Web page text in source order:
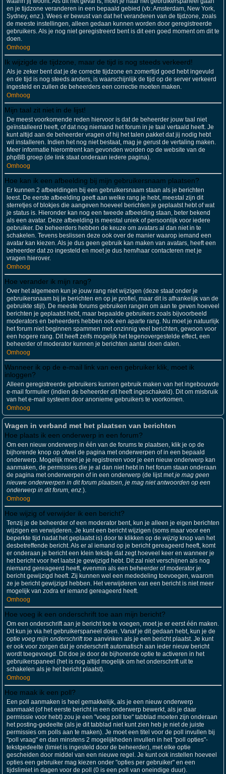
en je tijdzone veranderen in een bepaald gebied (vb: Amsterdam, New York,
Sydney, enz.). Wees er bewust van dat het veranderen van de tijdzone, zoals
de meeste instellingen, alleen gedaan kunnen worden door geregistreerde
gebruikers. Als je nog niet geregistreerd bent is dit een goed moment om dit te
doen.
Omhoog
Ik wijzigde de tijdzone, maar de tijd is nog steeds verkeerd!
Als je zeker bent dat je de correcte tijdzone en zomertijd goed hebt ingevuld
en de tijd is nog steeds anders, is waarschijnlijk de tijd op de server verkeerd
ingesteld en zullen de beheerders een correctie moeten maken.
Omhoog
Mijn taal zit niet in de lijst!
De meest voorkomende reden hiervoor is dat de beheerder jouw taal niet
geïnstalleerd heeft, of dat nog niemand het forum in je taal vertaald heeft. Je
kunt altijd aan de beheerder vragen of hij het talen pakket dat jij nodig hebt
wil installeren. Indien het nog niet bestaat, mag je gerust de vertaling maken.
Meer informatie hieromtrent kan gevonden worden op de website van de
phpBB groep (de link staat onderaan iedere pagina).
Omhoog
Hoe kan ik een afbeelding bij mijn gebruikersnaam plaatsen?
Er kunnen 2 afbeeldingen bij een gebruikersnaam staan als je berichten
leest. De eerste afbeelding geeft aan welke rang je hebt, meestal zijn dit
sterretjes of blokjes die aangeven hoeveel berichten je geplaatst hebt of wat
je status is. Hieronder kan nog een tweede afbeelding staan, beter bekend
als een avatar. Deze afbeelding is meestal uniek of persoonlijk voor iedere
gebruiker. De beheerders hebben de keuze om avatars al dan niet in te
schakelen. Tevens beslissen deze ook over de manier waarop iemand een
avatar kan kiezen. Als je dus geen gebruik kan maken van avatars, heeft een
beheerder dat zo ingesteld en moet je dus hem/haar contacteren met je
vragen hierover.
Omhoog
Hoe verander ik mijn rang?
Over het algemeen kun je jouw rang niet wijzigen (deze staat onder je
gebruikersnaam bij je berichten en op je profiel, maar dit is afhankelijk van de
gebruikte stijl). De meeste forums gebruiken rangen om aan te geven hoeveel
berichten je geplaatst hebt, maar bepaalde gebruikers zoals bijvoorbeeld
moderators en beheerders hebben ook een aparte rang. Nu moet je natuurlijk
het forum niet beginnen spammen met onzinnig veel berichten, gewoon voor
een hogere rang. Dit heeft zelfs mogelijk het tegenovergestelde effect, een
beheerder of moderator kunnen je berichten aantal doen dalen.
Omhoog
Wanneer ik op de e-mail link van een gebruiker klik, moet ik
inloggen?
Alleen geregistreerde gebruikers kunnen gebruik maken van het ingebouwde
e-mail formulier (indien de beheerder dit heeft ingeschakeld). Dit om misbruik
van het e-mail systeem door anonieme gebruikers te voorkomen.
Omhoog
Vragen in verband met het plaatsen van berichten
Hoe plaats ik een onderwerp in een forum?
Om een nieuw onderwerp in één van de forums te plaatsen, klik je op de
bijhorende knop op ofwel de pagina met onderwerpen of in een bepaald
onderwerp. Mogelijk moet je je registreren voor je een nieuw onderwerp kan
aanmaken, de permissies die je al dan niet hebt in het forum staan onderaan
de pagina met onderwerpen of in een onderwerp (de lijst metje mag geen
nieuwe onderwerpen in dit forum plaatsen, je mag niet antwoorden op een
onderwerp in dit forum, enz.).
Omhoog
Hoe wijzig of verwijder ik een bericht?
Tenzij je de beheerder of een moderator bent, kun je alleen je eigen berichten
wijzigen en verwijderen. Je kunt een bericht wijzigen (soms maar voor een
beperkte tijd nadat het geplaatst is) door te klikken op de wijzig knop van het
desbetreffende bericht. Als er al iemand op je bericht gereageerd heeft, komt
er onderaan je bericht een klein tekstje dat zegt hoeveel keer en wanneer je
het bericht voor het laatst je gewijzigd hebt. Dit zal niet verschijnen als nog
niemand gereageerd heeft, evenmin als een beheerder of moderator je
bericht gewijzigd heeft. Zij kunnen wel een mededeling toevoegen, waarom
ze je bericht gewijzigd hebben. Het verwijderen van een bericht is niet meer
mogelijk van zodra er iemand gereageerd heeft.
Omhoog
Hoe voeg ik een onderschrift toe aan mijn bericht?
Om een onderschrift aan je bericht toe te voegen, moet je er eerst één maken.
Dit kun je via het gebruikerspaneel doen. Vanaf je dit gedaan hebt, kun je de
optie voeg mijn onderschrift toe aanvinken als je een bericht plaatst. Je kunt
er ook voor zorgen dat je onderschrift automatisch aan ieder nieuw bericht
wordt toegevoegd. Dit doe je door de bijhorende optie te activeren in het
gebruikerspaneel (het is nog altijd mogelijk om het onderschrift uit te
schakelen als je het bericht plaatst).
Omhoog
Hoe maak ik een poll?
Een poll aanmaken is heel gemakkelijk, als je een nieuw onderwerp
aanmaakt (of het eerste bericht in een onderwerp bewerkt, als je daar
permissie voor hebt) zou je een "voeg poll toe" tabblad moeten zijn onderaan
het posting-gedeelte (als je dit tabblad niet kunt zien heb je niet de juiste
permissies om polls aan te maken). Je moet een titel voor de poll invullen bij
"poll vraag" en dan minstens 2 mogelijkheden invullen in het "poll opties"-
tekstgedeelte (limiet is ingesteld door de beheerder), met elke optie
gescheiden door middel van een nieuwe regel. Je kunt ook instellen hoeveel
opties een gebruiker mag kiezen onder "opties per gebruiker" en een
tijdslimiet in dagen voor de poll (0 is een poll van oneindige duur).